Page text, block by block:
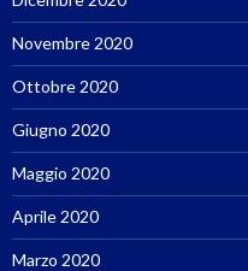
Novembre 2020
Ottobre 2020
Giugno 2020
Maggio 2020
Aprile 2020
Marzo 2020